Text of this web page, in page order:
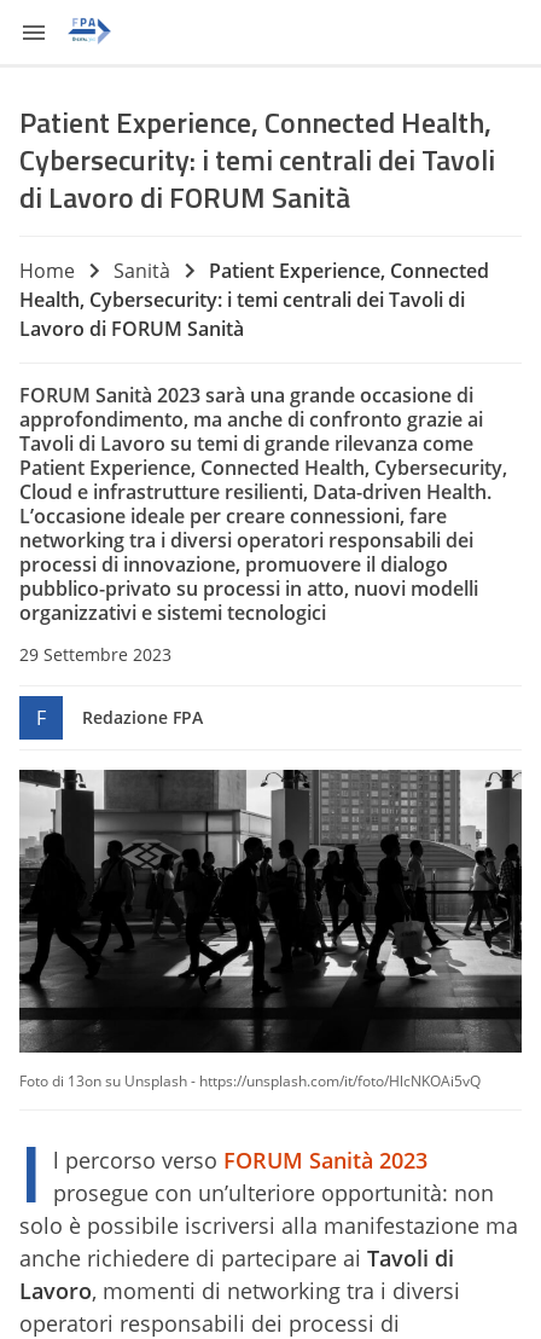
Patient Experience, Connected Health,
Cybersecurity: i temi centrali dei Tavoli
di Lavoro di FORUM Sanità
Home Sanità
Patient Experience, Connected
Health, Cybersecurity: i temi centrali dei Tavoli di
Lavoro di FORUM Sanità
FORUM Sanità 2023 sarà una grande occasione di
approfondimento, ma anche di confronto grazie ai
Tavoli di Lavoro su temi di grande rilevanza come
Patient Experience, Connected Health, Cybersecurity,
Cloud e infrastrutture resilienti, Data-driven Health.
L’occasione ideale per creare connessioni, fare
networking tra i diversi operatori responsabili dei
processi di innovazione, promuovere il dialogo
pubblico-privato su processi in atto, nuovi modelli
organizzativi e sistemi tecnologici
29 Settembre 2023
F Redazione FPA
Foto di 13on su Unsplash - https://unsplash.com/it/foto/HlcNKOAi5vQ
I l percorso verso FORUM Sanità 2023
prosegue con un’ulteriore opportunità: non
solo è possibile iscriversi alla manifestazione ma
anche richiedere di partecipare ai Tavoli di
Lavoro, momenti di networking tra i diversi
operatori responsabili dei processi di